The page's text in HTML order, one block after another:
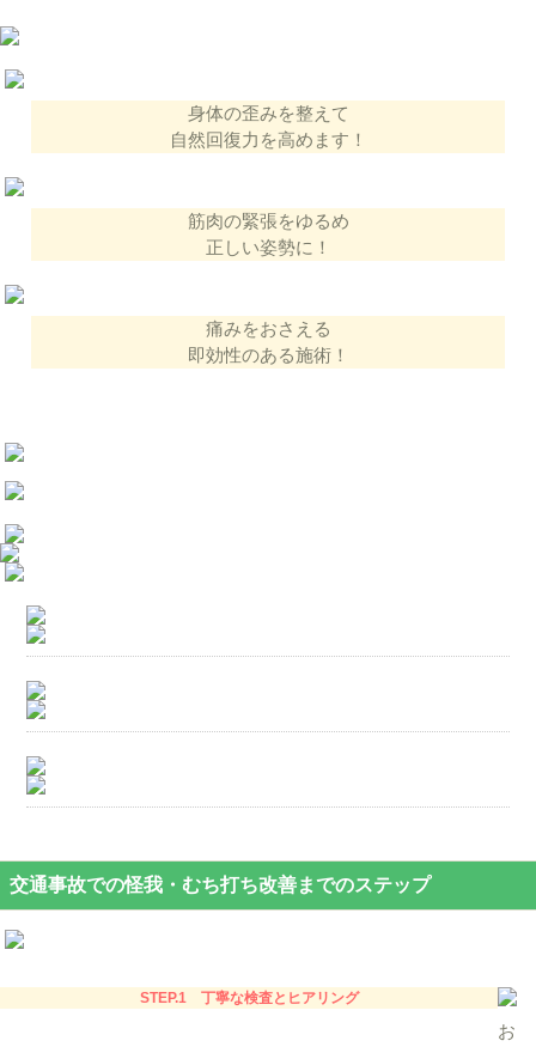
身体の歪みを整えて
自然回復力を高めます！
筋肉の緊張をゆるめ
正しい姿勢に！
痛みをおさえる
即効性のある施術！
交通事故での怪我・むち打ち改善までのステップ
STEP.1 丁寧な検査とヒアリング
お